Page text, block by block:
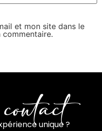
et mon site dans le
unique ?